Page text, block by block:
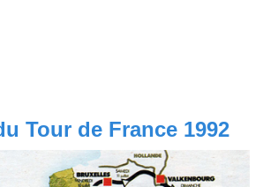
Tour de France 1992